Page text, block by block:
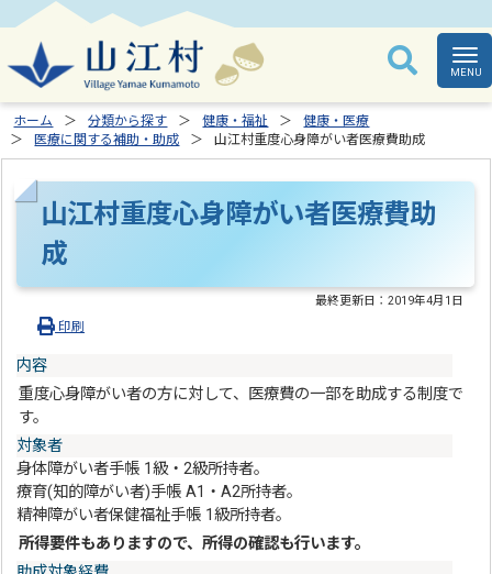
ホーム 分類から探す 健康・福祉
健康・医療
医療に関する補助・助成
山江村重度心身障がい者医療費助成
山江村重度心身障がい者医療費助
成
最終更新日：2019年4月1日
印刷
内容
重度心身障がい者の方に対して、医療費の一部を助成する制度で
す。
対象者
身体障がい者手帳 1級・2級所持者。
療育(知的障がい者)手帳 A1・A2所持者。
精神障がい者保健福祉手帳 1級所持者。
所得要件もありますので、所得の確認も行います。